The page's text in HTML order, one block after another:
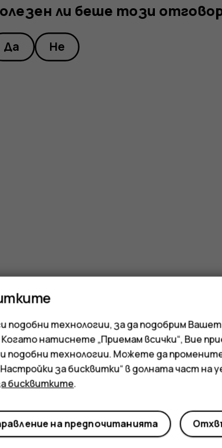
ли беше този
Да Не
подобни технологии, за да подобрим
натиснете „Приемам всички“, Вие
подобни технологии. Можете да
за бисквитки“ в долната част на
бисквитките.
на предпочитанията